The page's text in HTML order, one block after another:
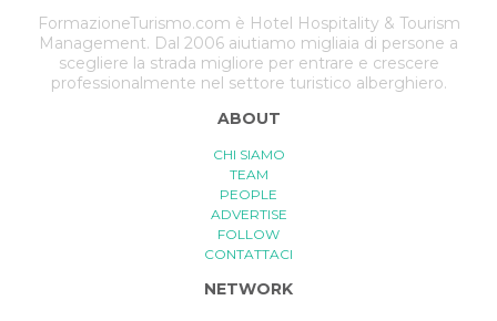
FormazioneTurismo.com è Hotel Hospitality & Tourism
Management. Dal 2006 aiutiamo migliaia di persone a
scegliere la strada migliore per entrare e crescere
professionalmente nel settore turistico alberghiero.
ABOUT
CHI SIAMO
TEAM
PEOPLE
ADVERTISE
FOLLOW
CONTATTACI
NETWORK